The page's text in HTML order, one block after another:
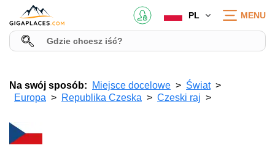
PL MENU
Na swój sposób: Miejsce docelowe
Świat
Europa
Republika Czeska Czeski raj